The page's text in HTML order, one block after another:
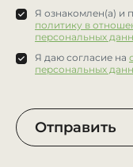
Я ознакомлен(а) и
политику в
персональных
Я даю согласие на
персональных
Отправить